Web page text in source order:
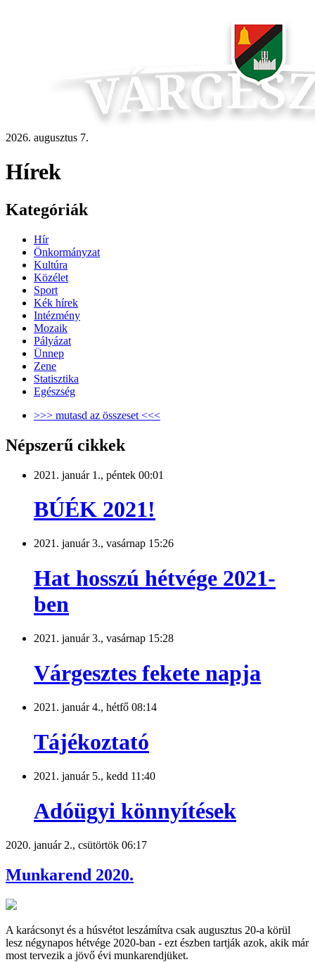
2026. augusztus 7.
Hírek
Kategóriák
Hír
Önkormányzat
Kultúra
Közélet
Sport
Kék hírek
Intézmény
Mozaik
Pályázat
Ünnep
Zene
Statisztika
Egészség
>>> mutasd az összeset <<<
Népszerű cikkek
2021. január 1., péntek 00:01
BÚÉK 2021!
2021. január 3., vasárnap 15:26
Hat hosszú hétvége 2021-
ben
2021. január 3., vasárnap 15:28
Várgesztes fekete napja
2021. január 4., hétfő 08:14
Tájékoztató
2021. január 5., kedd 11:40
Adóügyi könnyítések
2020. január 2., csütörtök 06:17
Munkarend 2020.
A karácsonyt és a húsvétot leszámítva csak augusztus 20-a körül
lesz négynapos hétvége 2020-ban - ezt észben tartják azok, akik már
most tervezik a jövő évi munkarendjüket.